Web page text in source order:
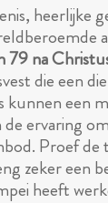
79 na
die een
een
de ervaring
Proef
zeker een
heeft